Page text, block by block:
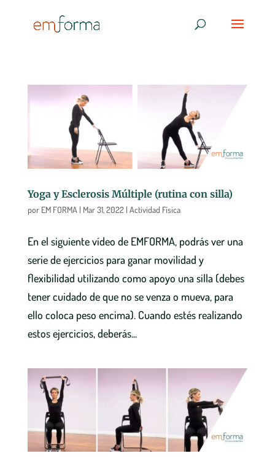
Yoga y Esclerosis Múltiple (rutina con silla)
por EM FORMA | Mar 31, 2022| Actividad Física
En el siguiente vídeo de EMFORMA, podrás ver una
serie de ejercicios para ganar movilidad y
flexibilidad utilizando como apoyo una silla (debes
tener cuidado de que no se venza o mueva, para
ello coloca peso encima). Cuando estés realizando
estos ejercicios, deberás...